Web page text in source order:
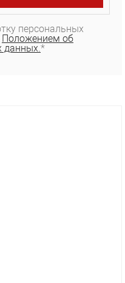
персональных
Положением об
данных.*